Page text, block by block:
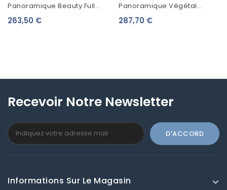
Panoramique Beauty Full
Image Tropical Move Vert
263,50 €
Panoramique Végétal
Green Life 2 The Garden
287,70 €
Recevoir Notre Newsletter
Informations Sur Le Magasin